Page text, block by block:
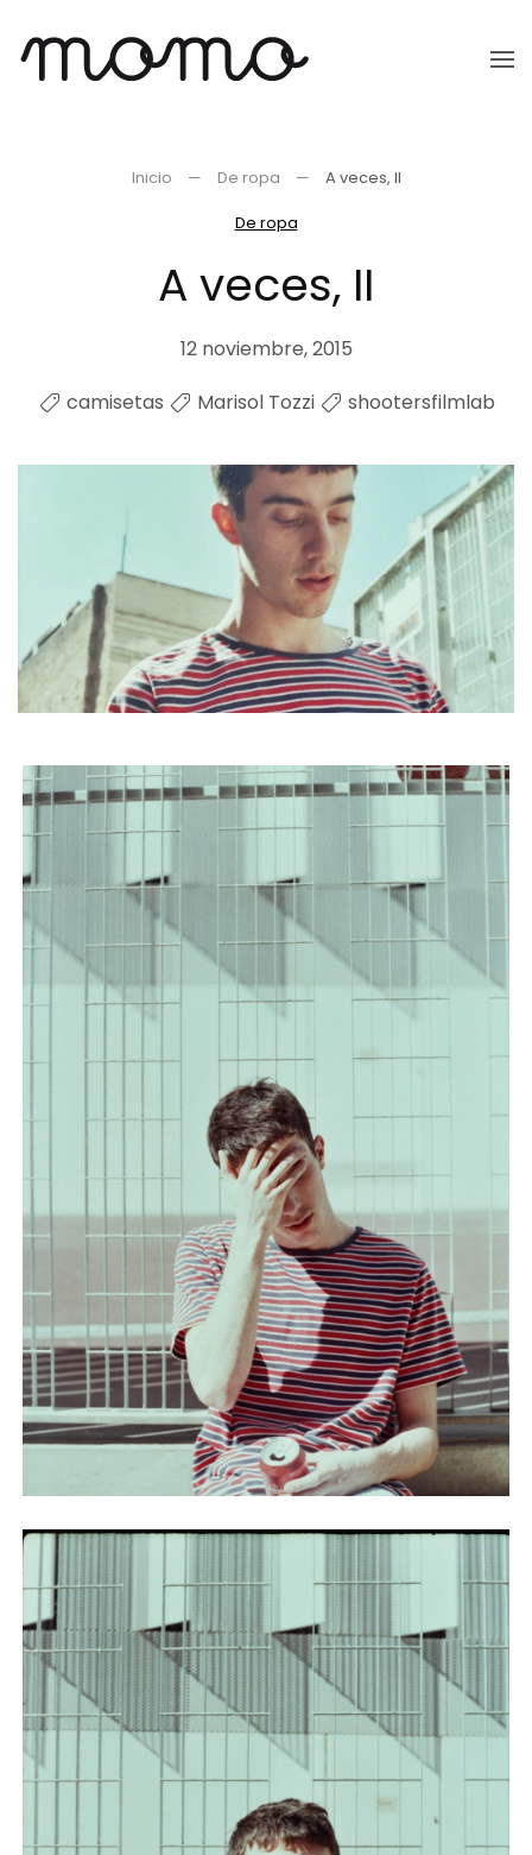
Ir
Inicio De ropa
A veces, II
De ropa
A veces, II
12 noviembre, 2015
camisetas
Marisol Tozzi shootersfilmlab